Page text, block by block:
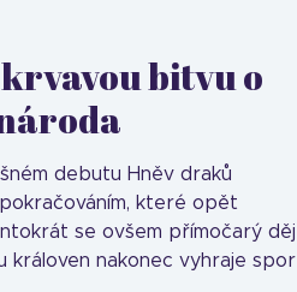
bitvu o
debutu Hněv draků
které opět
se ovšem přímočarý děj
královen nakonec vyhraje spor